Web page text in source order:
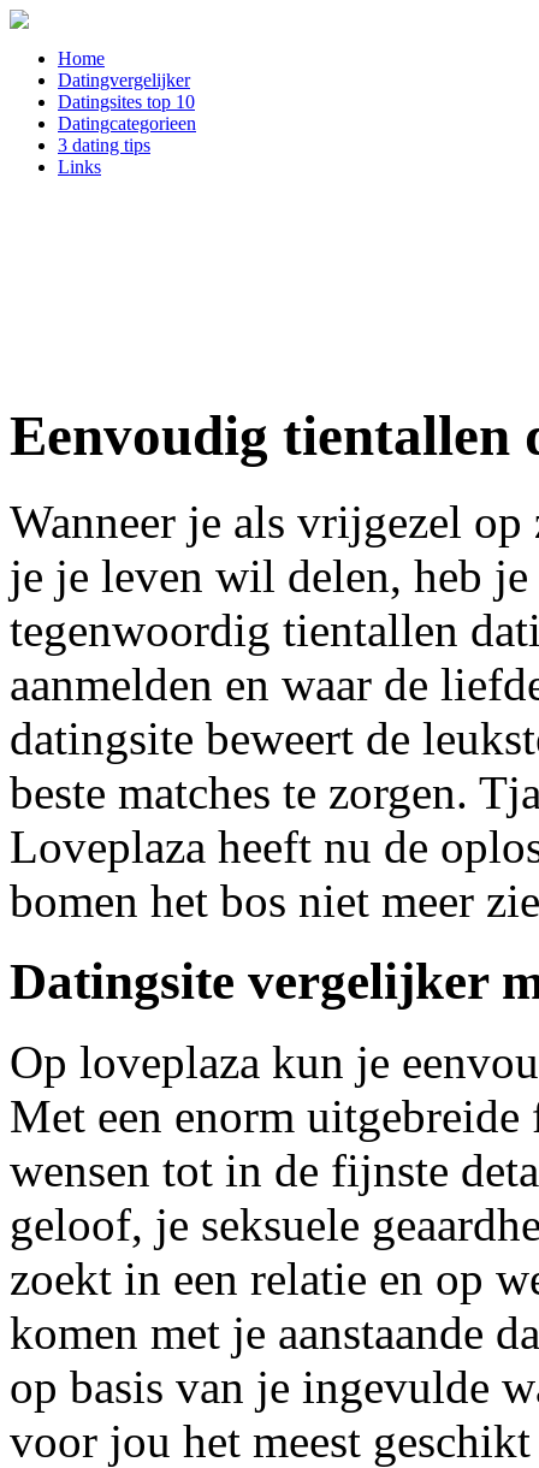
Home
Datingvergelijker
Datingsites top 10
Datingcategorieen
3 dating tips
Links
Eenvoudig tientallen
Wanneer je als vrijgezel op
je je leven wil delen, heb
tegenwoordig tientallen
aanmelden en waar de
datingsite beweert de
beste matches te zorgen.
Loveplaza heeft nu de
bomen het bos niet meer
Datingsite vergelijker
Op loveplaza kun je
Met een enorm
wensen tot in de fijnste
geloof, je seksuele
zoekt in een relatie en op
komen met je aanstaande
op basis van je ingevulde
voor jou het meest